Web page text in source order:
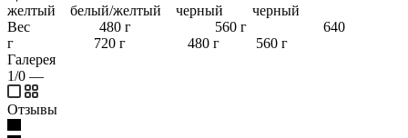
желтый белый/желтый черный черный
Вес 480 г 560 г 640
г 720 г 480 г 560 г
Галерея
1/0 —
Отзывы